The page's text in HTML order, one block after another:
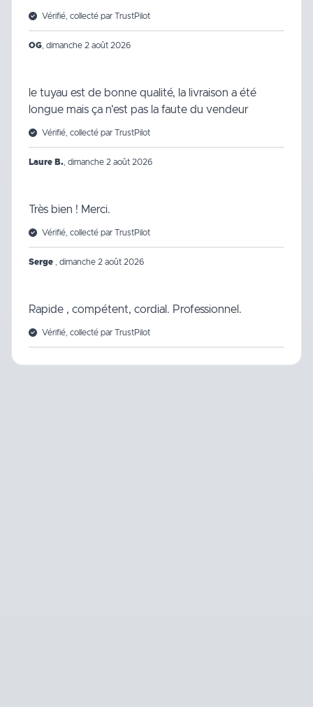
Vérifié, collecté par TrustPilot
OG dimanche 2 août 2026
le tuyau est de bonne qualité, la livraison a été
longue mais ça n'est pas la faute du vendeur
Vérifié, collecté par TrustPilot
Laure B. dimanche 2 août 2026
Très bien ! Merci.
Vérifié, collecté par TrustPilot
Serge dimanche 2 août 2026
Rapide , compétent, cordial. Professionnel.
Vérifié, collecté par TrustPilot